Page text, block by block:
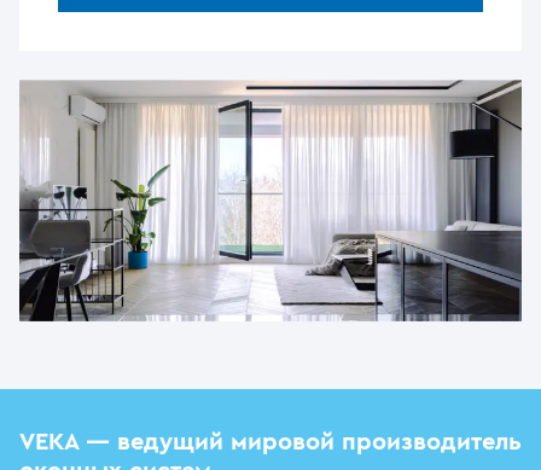
VEKA — ведущий мировой производитель